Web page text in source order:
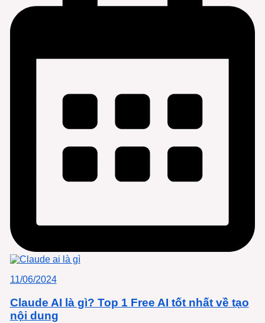
11/06/2024
Claude AI là gì? Top 1 Free AI tốt nhất về tạo
nội dung